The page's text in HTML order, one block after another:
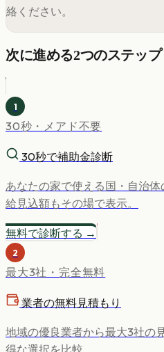
絡ください。
次に進める2つのステップ
1
30秒・メアド不要
30秒で補助金診断
あなたの家で使える国・自治
給見込額もその場で表示。
無料で診断する →
2
最大3社・完全無料
業者の無料見積もり
地域の優良業者から最大3社の